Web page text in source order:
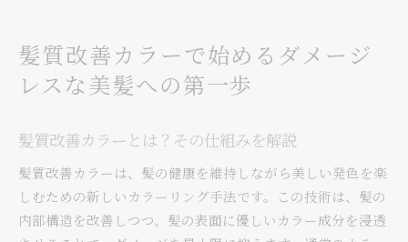
髪質改善カラーの魅力的な効果とその秘密に迫る
髪質改善カラーがもたらす色持ちの良さ
髪質改善カラー後の手触りの変化
カラーの鮮やかさを長持ちさせる秘訣
髪質改善カラーの効果を引き出すためのケア
繰り返し施術しても安心な理由
髪質改善カラーで始めるダメージ
レスな美髪への第一歩
髪質改善カラーとは？その仕組みを解説
髪質改善カラーは、髪の健康を維持しながら美しい発色を楽
しむための新しいカラーリング手法です。この技術は、髪の
内部構造を改善しつつ、髪の表面に優しいカラー成分を浸透